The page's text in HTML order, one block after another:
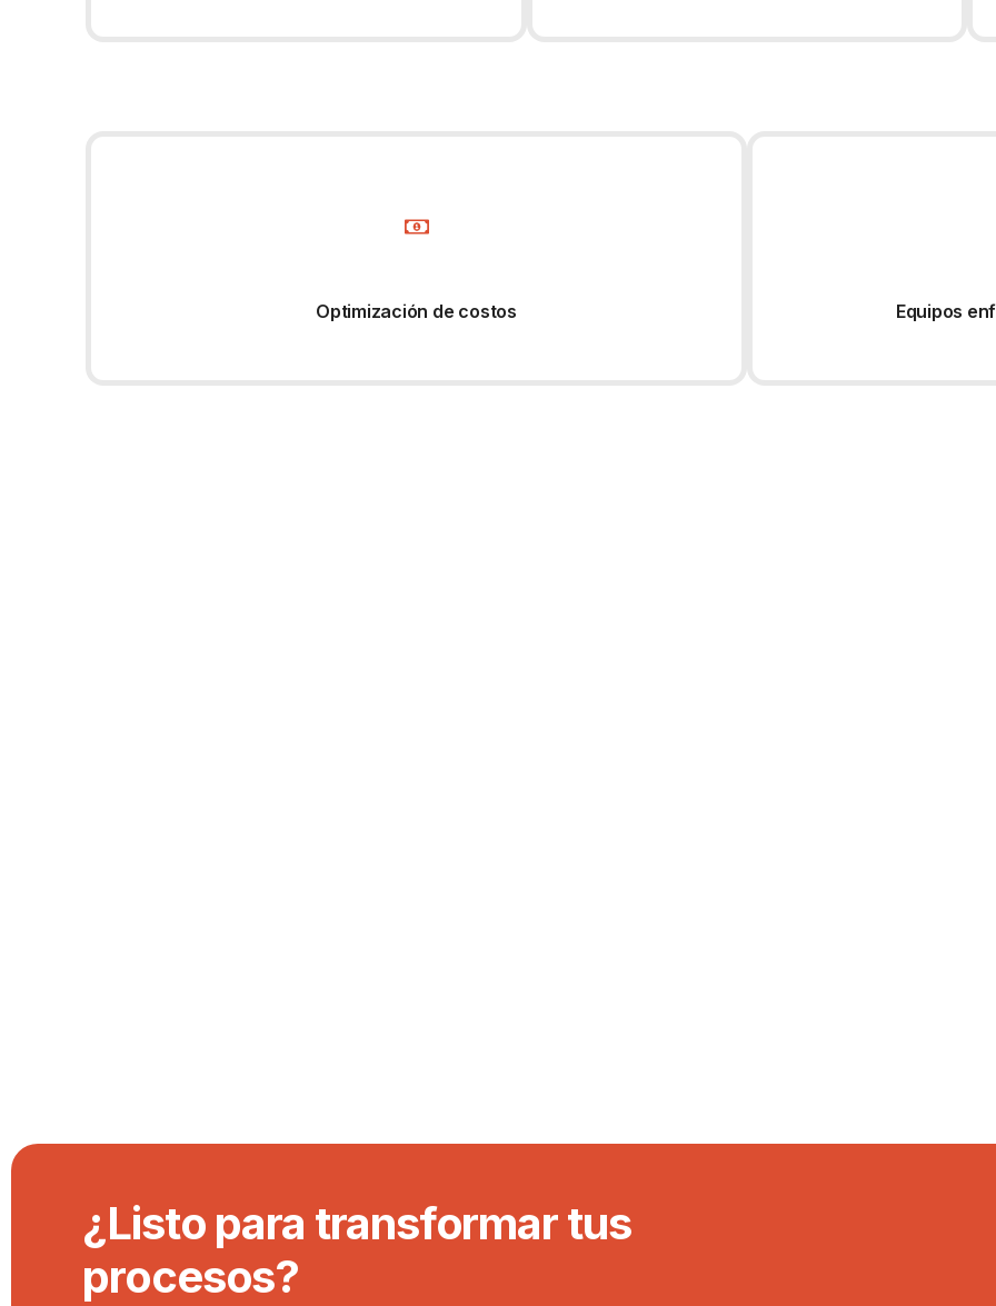
Optimización de costos Equipos
¿Listo para transformar tus
procesos?